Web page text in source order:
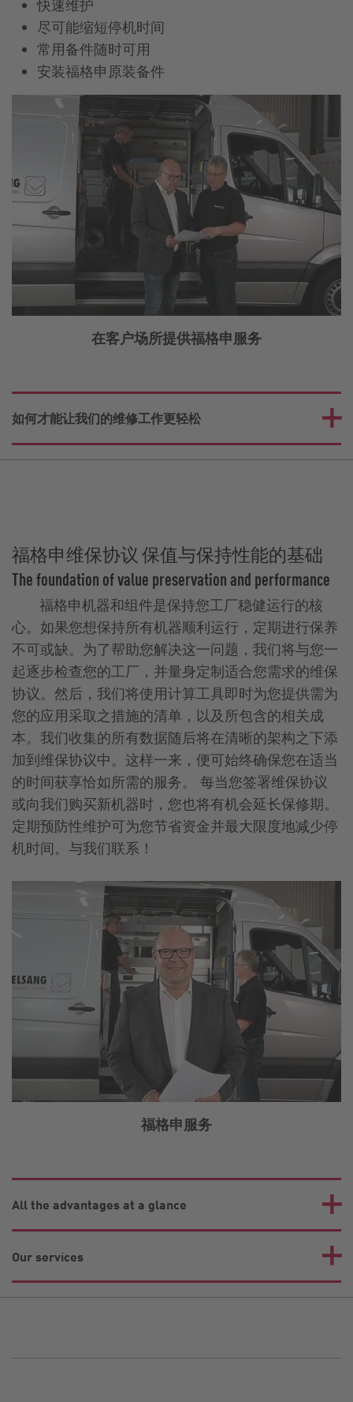
快速维护
尽可能缩短停机时间
常用备件随时可用
安装福格申原装备件
在客户场所提供福格申服务
如何才能让我们的维修工作更轻松
福格申维保协议 保值与保持性能的基础
The foundation of value preservation and performance
福格申机器和组件是保持您工厂稳健运行的核
心。如果您想保持所有机器顺利运行，定期进行保养
不可或缺。为了帮助您解决这一问题，我们将与您一
起逐步检查您的工厂，并量身定制适合您需求的维保
协议。然后，我们将使用计算工具即时为您提供需为
您的应用采取之措施的清单，以及所包含的相关成
本。我们收集的所有数据随后将在清晰的架构之下添
加到维保协议中。这样一来，便可始终确保您在适当
的时间获享恰如所需的服务。 每当您签署维保协议
或向我们购买新机器时，您也将有机会延长保修期。
定期预防性维护可为您节省资金并最大限度地减少停
机时间。与我们联系！
福格申服务
All the advantages at a glance
Our services